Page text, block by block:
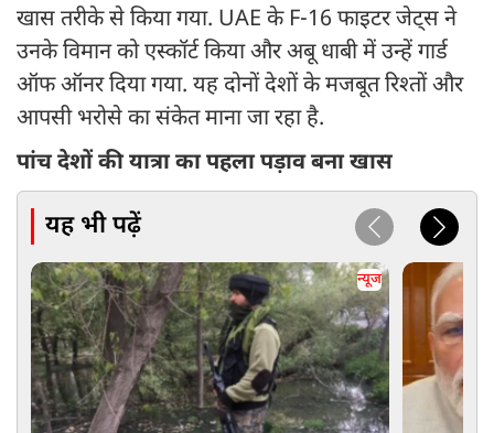
खास तरीके से किया गया. UAE के F-16 फाइटर जेट्स ने
उनके विमान को एस्कॉर्ट किया और अबू धाबी में उन्हें गार्ड
ऑफ ऑनर दिया गया. यह दोनों देशों के मजबूत रिश्तों और
आपसी भरोसे का संकेत माना जा रहा है.
पांच देशों की यात्रा का पहला पड़ाव बना खास
यह भी पढ़ें
न्यूज